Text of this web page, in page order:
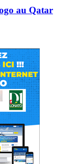
au Qatar